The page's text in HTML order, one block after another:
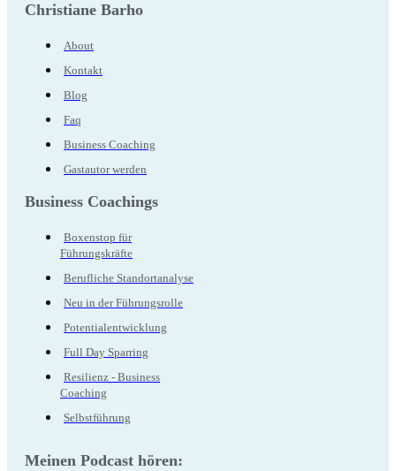
Christiane Barho
About
Kontakt
Blog
Faq
Business Coaching
Gastautor werden
Business Coachings
Boxenstop für
Führungskräfte
Berufliche Standortanalyse
Neu in der Führungsrolle
Potentialentwicklung
Full Day Sparring
Resilienz - Business
Coaching
Selbstführung
Meinen Podcast hören: